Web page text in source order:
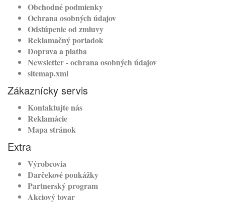
Obchodné podmienky
Ochrana osobných údajov
Odstúpenie od zmluvy
Reklamačný poriadok
Doprava a platba
Newsletter - ochrana osobných údajov
sitemap.xml
Zákaznícky servis
Kontaktujte nás
Reklamácie
Mapa stránok
Extra
Výrobcovia
Darčekové poukážky
Partnerský program
Akciový tovar